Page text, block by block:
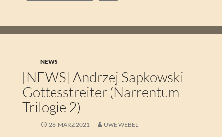
NEWS
[NEWS] Andrzej Sapkowski –
Gottesstreiter (Narrentum-
Trilogie 2)
26. MÄRZ 2021 UWE WEBEL